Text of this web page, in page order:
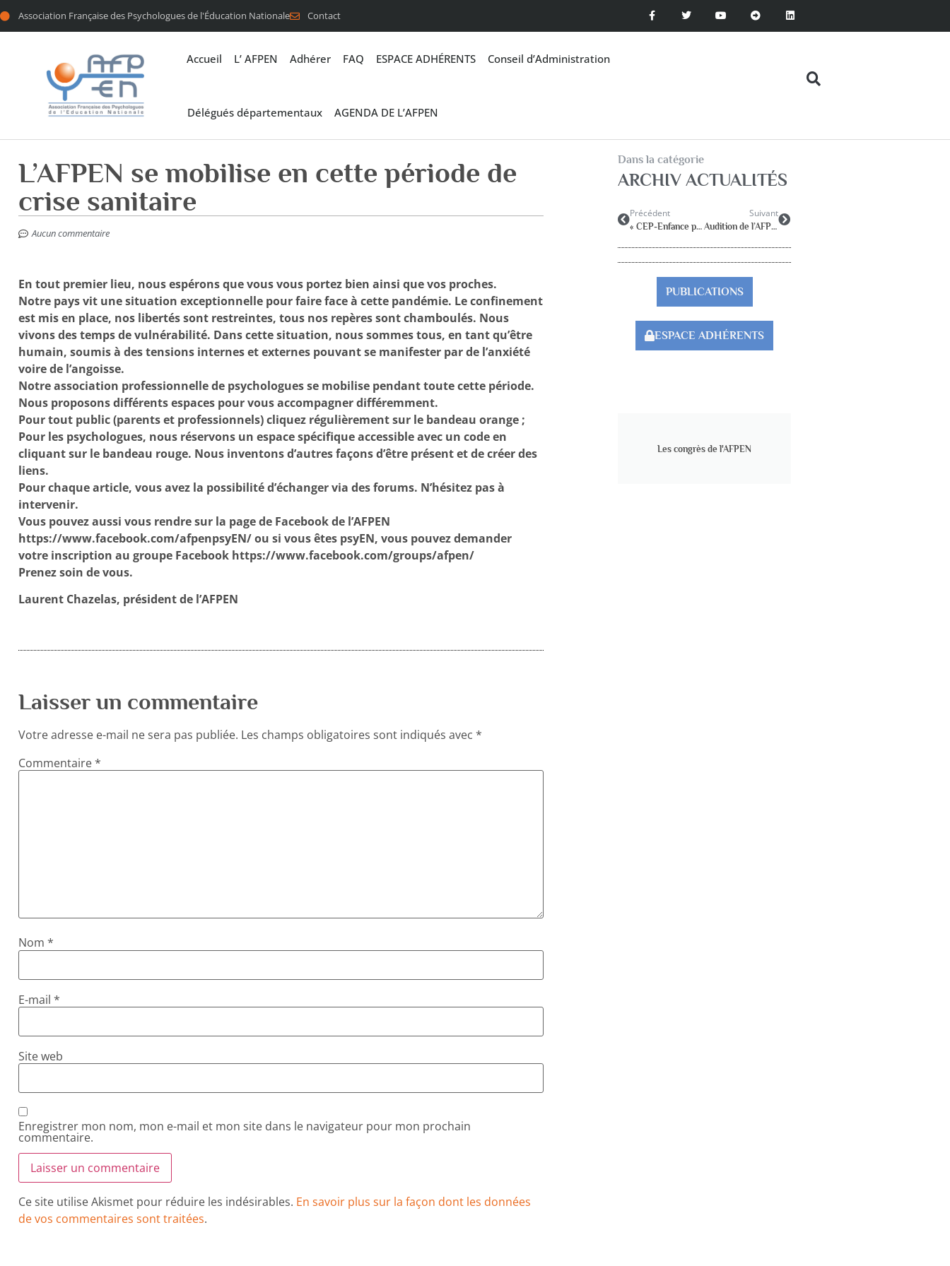
Association Française des Psychologues de l'Éducation Nationale Contact
Accueil L’ AFPEN Adhérer FAQ ESPACE ADHÉRENTS Conseil d’Administration
Délégués départementaux AGENDA DE L’AFPEN
L’AFPEN se mobilise en cette période de
crise sanitaire
Aucun commentaire
En tout premier lieu, nous espérons que vous vous portez bien ainsi que vos proches.
Notre pays vit une situation exceptionnelle pour faire face à cette pandémie. Le confinement
est mis en place, nos libertés sont restreintes, tous nos repères sont chamboulés. Nous
vivons des temps de vulnérabilité. Dans cette situation, nous sommes tous, en tant qu’être
humain, soumis à des tensions internes et externes pouvant se manifester par de l’anxiété
voire de l’angoisse.
Notre association professionnelle de psychologues se mobilise pendant toute cette période.
Nous proposons différents espaces pour vous accompagner différemment.
Pour tout public (parents et professionnels) cliquez régulièrement sur le bandeau orange ;
Pour les psychologues, nous réservons un espace spécifique accessible avec un code en
cliquant sur le bandeau rouge. Nous inventons d’autres façons d’être présent et de créer des
liens.
Pour chaque article, vous avez la possibilité d’échanger via des forums. N’hésitez pas à
intervenir.
Vous pouvez aussi vous rendre sur la page de Facebook de l’AFPEN
https://www.facebook.com/afpenpsyEN/ ou si vous êtes psyEN, vous pouvez demander
votre inscription au groupe Facebook https://www.facebook.com/groups/afpen/
Prenez soin de vous.
Laurent Chazelas, président de l’AFPEN
Laisser un commentaire
Votre adresse e-mail ne sera pas publiée. Les champs obligatoires sont indiqués avec *
Commentaire*
Nom *
E-mail *
Site web
Enregistrer mon nom, mon e-mail et mon site dans le navigateur pour mon prochain
commentaire.
Ce site utilise Akismet pour réduire les indésirables. En savoir plus sur la façon dont les données
de vos commentaires sont traitées.
Dans la catégorie
ARCHIV ACTUALITÉS
Précédent
« CEP-Enfance pour « une politique visionnaire avec des yeux d’enfants ».
Suivant
Audition de l’AFPEN à l’ Assemblée Nationale avec Erwan Balanant
PUBLICATIONS
ESPACE ADHÉRENTS
Les congrès de l'AFPEN